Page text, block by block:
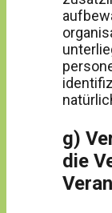
g)
die